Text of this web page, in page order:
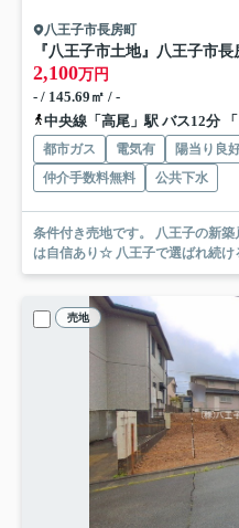
八王子市長房町
2,100万円
- / 145.69㎡ / -
中央線「高尾」駅 バス12分
都市ガス 電気有 陽当り良
仲介手数料無料
公共下水
条件付き売地です。 八王子の新築戸建・中古戸建 マンション・土地に
は自信あり☆ 八王子で選ば
売地